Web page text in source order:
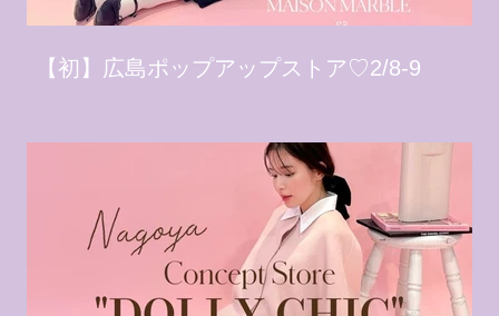
【初】広島ポップアップストア♡2/8-9